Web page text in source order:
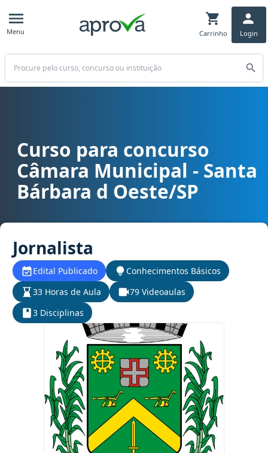
Menu Carrinho Login
Buscar
Curso para concurso Câmara Municipal - Santa Bárbara d Oeste/
Curso para concurso
Câmara Municipal - Santa
Bárbara d Oeste/SP
Jornalista
Edital Publicado
Conhecimentos Básicos
33 Horas de Aula
79 Videoaulas
3 Disciplinas